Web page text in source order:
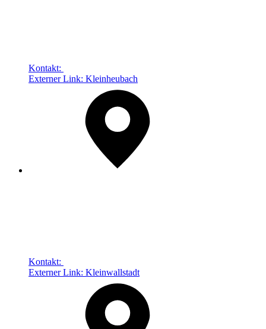
Kontakt:
Externer Link: Kleinheubach
Kontakt:
Externer Link: Kleinwallstadt